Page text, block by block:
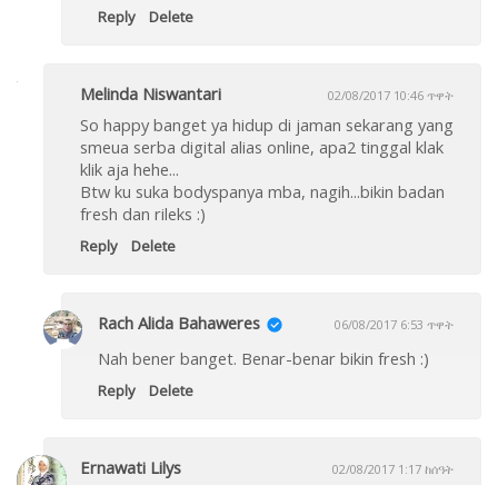
Reply Delete
Melinda Niswantari 02/08/2017 10:46 ጥዋት
So happy banget ya hidup di jaman sekarang yang
smeua serba digital alias online, apa2 tinggal klak
klik aja hehe...
Btw ku suka bodyspanya mba, nagih...bikin badan
fresh dan rileks :)
Reply Delete
Rach Alida Bahaweres 06/08/2017 6:53 ጥዋት
Nah bener banget. Benar-benar bikin fresh :)
Reply Delete
Ernawati Lilys 02/08/2017 1:17 ከሰዓት